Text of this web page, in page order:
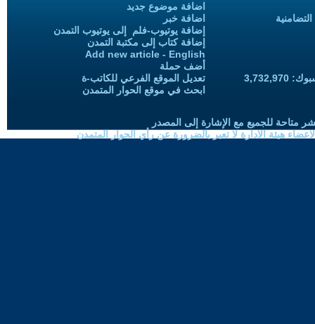
اضافة موضوع جديد
اضافة خبر
إضافة يوتيوب-فلم إلى يوتيوب التمدن
إضافة كتاب إلى مكتبة التمدن
Add new article - English
أضف حملة
تعديل الموقع الفرعي للكاتب-ة
ابحث في موقع الحوار المتمدن
متاحة للجميع مع الإشارة إلى المصدر
هيئة الادارة لا تعبر بالضرورة عن رأي الحوار المتمدن